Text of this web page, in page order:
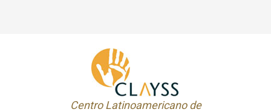
Centro Latinoamericano de